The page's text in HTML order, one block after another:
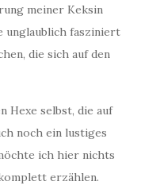
meiner Keksin
unglaublich fasziniert
die sich auf den
Hexe selbst, die auf
noch ein lustiges
ich hier nichts
erzählen.